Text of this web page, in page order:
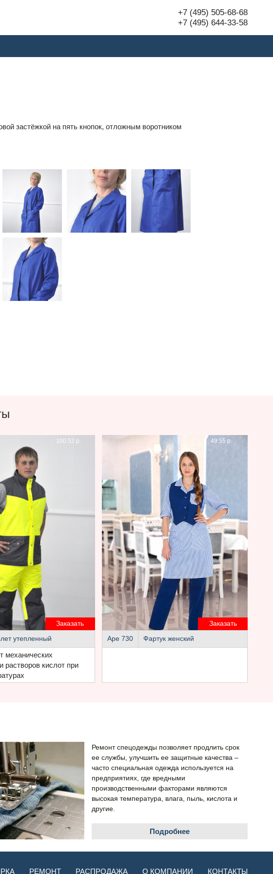
+7 (495) 505-68-68
+7 (495) 644-33-58
застёжкой на пять кнопок, отложным воротником
Заказать
100.52 р.
утепленный
механических
растворов кислот при
Заказать
49.55 р.
Аре 730 Фартук женский
Ремонт спецодежды позволяет продлить срок
ее службы, улучшить ее защитные качества –
часто специальная одежда используется на
предприятиях, где вредными
производственными факторами являются
высокая температура, влага, пыль, кислота и
другие.
Подробнее
РЕМОНТ РАСПРОДАЖА О КОМПАНИИ КОНТАКТЫ